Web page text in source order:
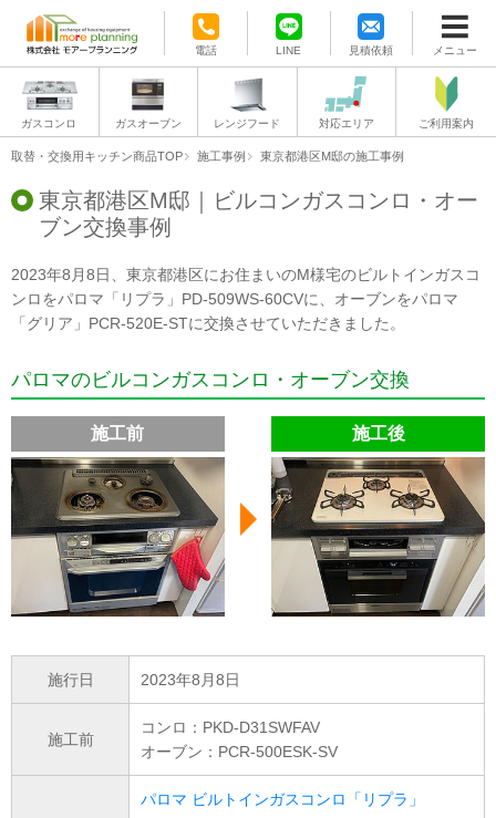
電話 LINE 見積依頼 メニュー
ガスコンロ ガスオーブン レンジフード 対応エリア ご利用案内
取替・交換用キッチン商品TOP 施工事例 東京都港区M邸の施工事例
東京都港区M邸｜ビルコンガスコンロ・オー
ブン交換事例
2023年8月8日、東京都港区にお住まいのM様宅のビルトインガスコ
ンロをパロマ「リプラ」PD-509WS-60CVに、オーブンをパロマ
「グリア」PCR-520E-STに交換させていただきました。
パロマのビルコンガスコンロ・オーブン交換
施工前 施工後
施行日 2023年8月8日
施工前
コンロ：PKD-D31SWFAV
オーブン：PCR-500ESK-SV
パロマ ビルトインガスコンロ「リプラ」